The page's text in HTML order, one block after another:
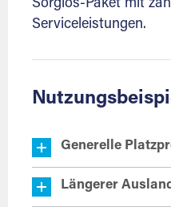
Sorglos-Paket mit
Serviceleistungen.
Generelle
Längerer